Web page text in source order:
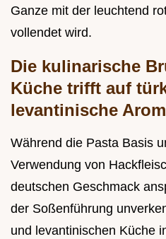
Ganze mit der leuchtend
vollendet wird.
Die kulinarische
Küche trifft auf
levantinische
Während die Pasta Basis
Verwendung von
deutschen Geschmack
der Soßenführung
und levantinischen Küche